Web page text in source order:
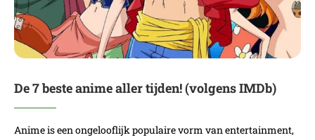
De 7 beste anime aller tijden! (volgens IMDb)
Anime is een ongelooflijk populaire vorm van entertainment,